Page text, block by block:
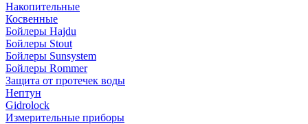
Накопительные
Косвенные
Бойлеры Hajdu
Бойлеры Stout
Бойлеры Sunsystem
Бойлеры Rommer
Защита от протечек воды
Нептун
Gidrolock
Измерительные приборы